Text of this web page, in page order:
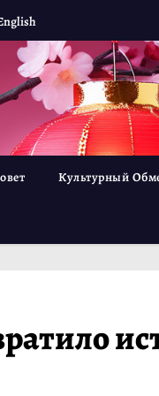
Культурный